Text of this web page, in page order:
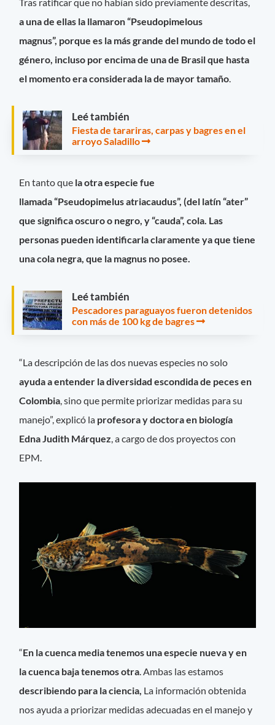
a una de ellas la llamaron “Pseudopimelous
magnus”, porque es la más grande del mundo de todo el
género, incluso por encima de una de Brasil que hasta
el momento era considerada la de mayor tamaño
Leé también
Fiesta de tarariras, carpas y bagres en el
arroyo Saladillo
En tanto que la otra especie fue
llamada “Pseudopimelus atriacaudus”, (del latín “ater”
que significa oscuro o negro, y “cauda”, cola. Las
personas pueden identificarla claramente ya que tiene
una cola negra, que la magnus no posee.
Leé también
Pescadores paraguayos fueron detenidos
con más de 100 kg de bagres
“La descripción de las dos nuevas especies no solo
ayuda a entender la diversidad escondida de peces en
Colombia, sino que permite priorizar medidas para su
manejo”, explicó la profesora y doctora en biología
Edna Judith Márquez, a cargo de dos proyectos con
EPM.
“En la cuenca media tenemos una especie nueva y en
la cuenca baja tenemos otra. Ambas las estamos
describiendo para la ciencia, La información obtenida
nos ayuda a priorizar medidas adecuadas en el manejo y